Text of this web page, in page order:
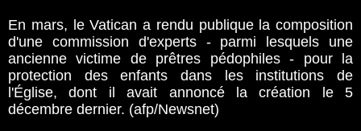
En mars, le Vatican a rendu publique la composition
d'une commission d'experts - parmi lesquels une
ancienne victime de prêtres pédophiles - pour la
protection des enfants dans les institutions de
l'Église, dont il avait annoncé la création le 5
décembre dernier. (afp/Newsnet)